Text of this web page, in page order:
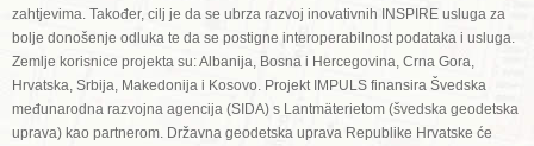
zahtjevima. Također, cilj je da se ubrza razvoj inovativnih INSPIRE usluga za
bolje donošenje odluka te da se postigne interoperabilnost podataka i usluga.
Zemlje korisnice projekta su: Albanija, Bosna i Hercegovina, Crna Gora,
Hrvatska, Srbija, Makedonija i Kosovo. Projekt IMPULS finansira Švedska
međunarodna razvojna agencija (SIDA) s Lantmäterietom (švedska geodetska
uprava) kao partnerom. Državna geodetska uprava Republike Hrvatske će